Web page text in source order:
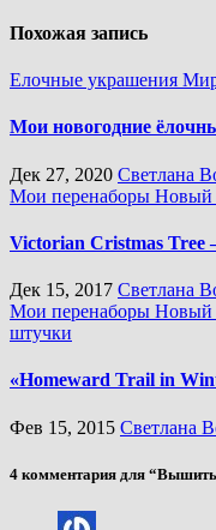
Похожая запись
Елочные украшения
Мои новогодние
Дек 27, 2020 Светлана
Мои перенаборы Новый
Victorian Cristmas Tree
Дек 15, 2017 Светлана
Мои перенаборы Новый
штучки
«Homeward Trail in
Фев 15, 2015 Светлана
4 комментария для